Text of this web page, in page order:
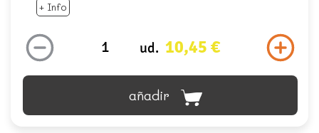
+ Info
ud. 10,45 €
añadir